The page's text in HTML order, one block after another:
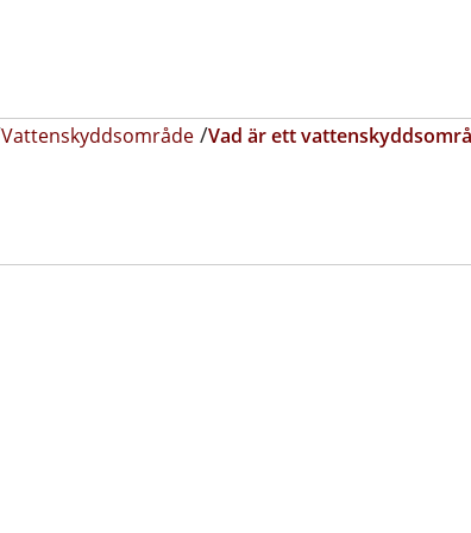
Vattenskyddsområde Vad är ett